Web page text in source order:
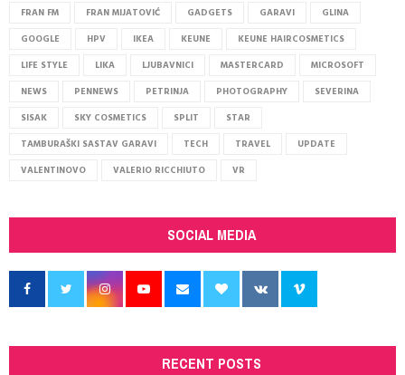
FRAN FM
FRAN MIJATOVIĆ GADGETS GARAVI
GLINA
GOOGLE
HPV IKEA KEUNE
KEUNE HAIRCOSMETICS
LIFE STYLE
LIKA LJUBAVNICI MASTERCARD
MICROSOFT
NEWS
PENNEWS PETRINJA PHOTOGRAPHY
SEVERINA
SISAK
SKY COSMETICS SPLIT
STAR
TAMBURAŠKI SASTAV GARAVI
TECH TRAVEL
UPDATE
VALENTINOVO
VALERIO RICCHIUTO VR
SOCIAL MEDIA
RECENT POSTS